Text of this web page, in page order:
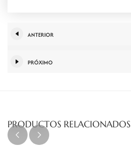
ANTERIOR
PRÓXIMO
PRODUCTOS RELACIONADOS